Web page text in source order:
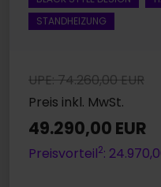
STANDHEIZUNG
UPE: 74.260,00 EUR
Preis inkl. MwSt.
49.290,00 EUR
Preisvorteil2: